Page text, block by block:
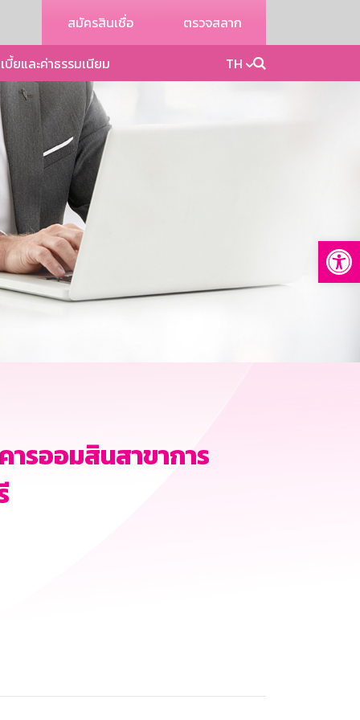
สมัครสินเชื่อ ตรวจสลาก
บี้ยและค่าธรรมเนียม TH
ารออมสินสาขาการ